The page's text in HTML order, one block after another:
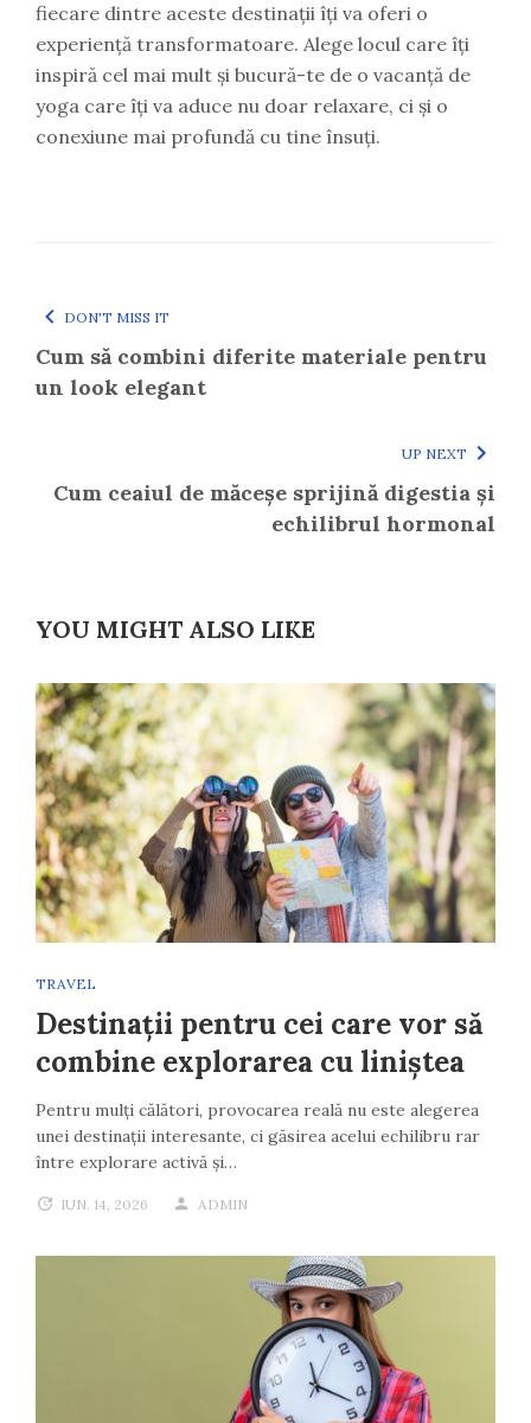
fiecare dintre aceste destinații îți va oferi o
experiență transformatoare. Alege locul care îți
inspiră cel mai mult și bucură-te de o vacanță de
yoga care îți va aduce nu doar relaxare, ci și o
conexiune mai profundă cu tine însuți.
DON'T MISS IT
Cum să combini diferite materiale pentru
un look elegant
UP NEXT
Cum ceaiul de măceșe sprijină digestia și
echilibrul hormonal
YOU MIGHT ALSO LIKE
TRAVEL
Destinații pentru cei care vor să
combine explorarea cu liniștea
Pentru mulți călători, provocarea reală nu este alegerea
unei destinații interesante, ci găsirea acelui echilibru rar
între explorare activă și…
IUN. 14, 2026 ADMIN